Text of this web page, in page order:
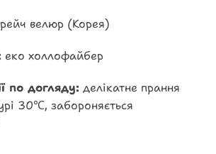
велюр (Корея)
еко холлофайбер
по догляду: делікатне прання
30℃, забороняється